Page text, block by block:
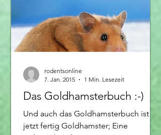
Das Goldhamsterbuch :-)
Und auch das Goldhamsterbuch ist
jetzt fertig Goldhamster; Eine
rodentsonline
7. Jan. 2015
1 Min. Lesezeit